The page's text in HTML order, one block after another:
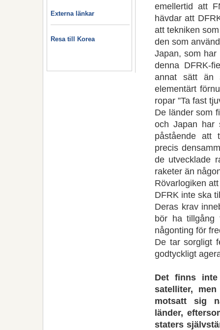
Externa länkar
Resa till Korea
emellertid att
hävdar att
att tekniken
den som
Japan, som har
denna DFRK-
annat sätt än
elementärt
ropar ”Ta fast
De länder som
och Japan har
påstående att
precis
de utvecklade
raketer än
Rövarlogiken
DFRK inte ska
Deras krav
bör ha tillgång
någonting för
De tar sorgligt
godtyckligt
Det finns
satelliter,
motsatt sig
länder,
staters